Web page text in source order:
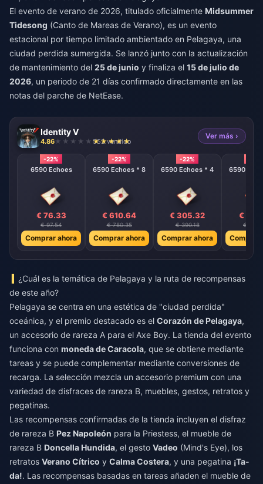
El evento de verano de 2026, titulado oficialmente Midsummer
Tidesong (Canto de Mareas de Verano), es un evento
estacional por tiempo limitado ambientado en Pelagaya, una
ciudad perdida sumergida. Se lanzó junto con la actualización
de mantenimiento del 25 de junio y finaliza el 15 de julio de
2026, un periodo de 21 días confirmado directamente en las
notas del parche de NetEase.
Identity V
4.86 552 vendido
Ver más ›
-22%
6590 Echoes
€ 76.33
€ 97.54
Comprar ahora
-22%
6590 Echoes * 8
€ 610.64
€ 780.35
Comprar ahora
-22%
6590 Echoes * 4
€ 305.32
€ 390.18
Comprar ahora
6590
€
€
Comprar
¿Cuál es la temática de Pelagaya y la ruta de recompensas
de este año?
Pelagaya se centra en una estética de "ciudad perdida"
oceánica, y el premio destacado es el Corazón de Pelagaya,
un accesorio de rareza A para el Axe Boy. La tienda del evento
funciona con moneda de Caracola, que se obtiene mediante
tareas y se puede complementar mediante conversiones de
recarga. La selección mezcla un accesorio premium con una
variedad de disfraces de rareza B, muebles, gestos, retratos y
pegatinas.
Las recompensas confirmadas de la tienda incluyen el disfraz
de rareza B Pez Napoleón para la Priestess, el mueble de
rareza B Doncella Hundida, el gesto Vadeo (Mind's Eye), los
retratos Verano Cítrico y Calma Costera, y una pegatina ¡Ta-
da!. Las recompensas basadas en tareas añaden el mueble de